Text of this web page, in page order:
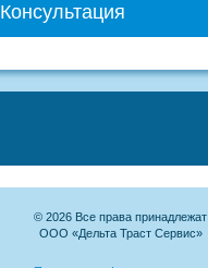
Консультация
© 2026 Все права принадлежат
ООО «Дельта Траст Сервис»